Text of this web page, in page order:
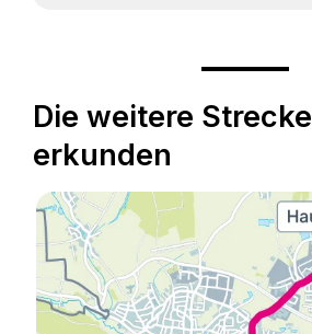
Die weitere Strecke
erkunden